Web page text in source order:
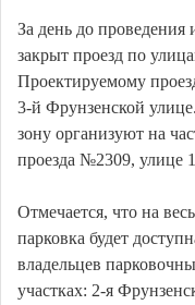
За день до проведения
закрыт проезд по
Проектируемому
3-й Фрунзенской
зону организуют на
проезда №2309, улице
Отмечается, что на
парковка будет
владельцев
участках: 2-я